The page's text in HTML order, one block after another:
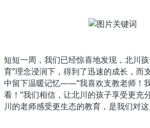
短短一周，我们已经惊喜地发现，北川
育”理念浸润下，得到了迅速的成长，而
中留下温暖记忆——“我喜欢支教老师！
看！”我们相信，让北川的孩子享受更充
川的老师感受更生态的教育，是我们对这